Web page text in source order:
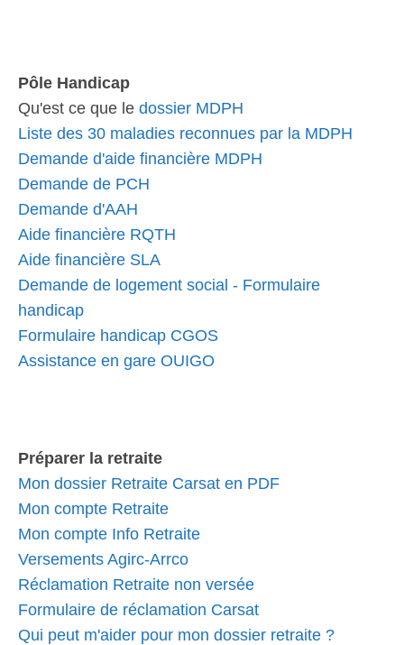
Pôle Handicap
Qu'est ce que le dossier MDPH
Liste des 30 maladies reconnues par la MDPH
Demande d'aide financière MDPH
Demande de PCH
Demande d'AAH
Aide financière RQTH
Aide financière SLA
Demande de logement social - Formulaire
handicap
Formulaire handicap CGOS
Assistance en gare OUIGO
Préparer la retraite
Mon dossier Retraite Carsat en PDF
Mon compte Retraite
Mon compte Info Retraite
Versements Agirc-Arrco
Réclamation Retraite non versée
Formulaire de réclamation Carsat
Qui peut m'aider pour mon dossier retraite ?